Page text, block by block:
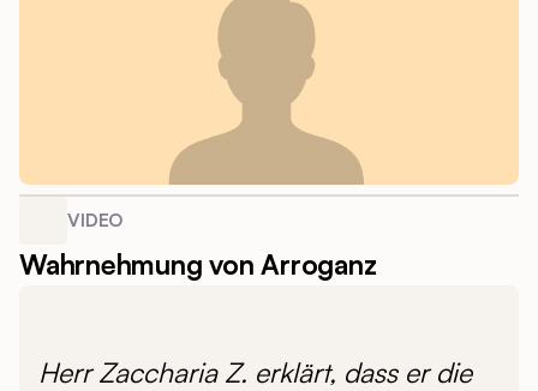
VIDEO
Wahrnehmung von Arroganz
Herr Zaccharia Z. erklärt, dass er die